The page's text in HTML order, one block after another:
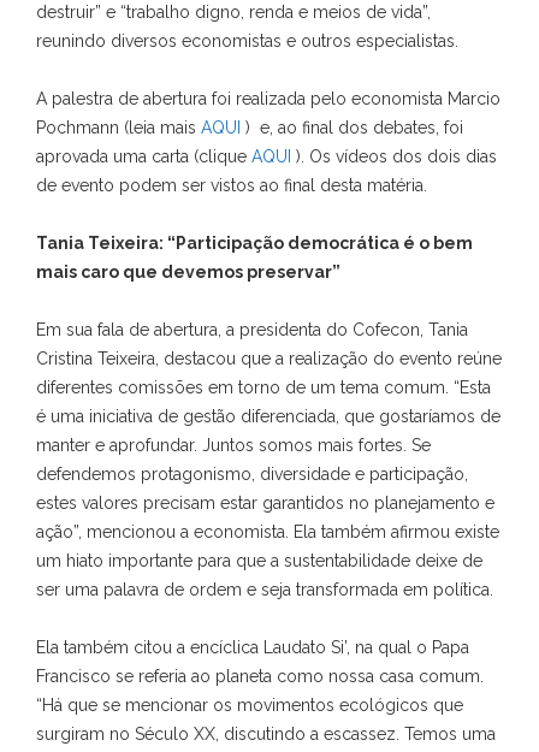
destruir” e “trabalho digno, renda e meios de vida”,
reunindo diversos economistas e outros especialistas.
A palestra de abertura foi realizada pelo economista Marcio
Pochmann (leia mais AQUI ) e, ao final dos debates, foi
aprovada uma carta (clique AQUI ). Os vídeos dos dois dias
de evento podem ser vistos ao final desta matéria.
Tania Teixeira: “Participação democrática é o bem
mais caro que devemos preservar”
Em sua fala de abertura, a presidenta do Cofecon, Tania
Cristina Teixeira, destacou que a realização do evento reúne
diferentes comissões em torno de um tema comum. “Esta
é uma iniciativa de gestão diferenciada, que gostaríamos de
manter e aprofundar. Juntos somos mais fortes. Se
defendemos protagonismo, diversidade e participação,
estes valores precisam estar garantidos no planejamento e
ação”, mencionou a economista. Ela também afirmou existe
um hiato importante para que a sustentabilidade deixe de
ser uma palavra de ordem e seja transformada em política.
Ela também citou a encíclica Laudato Si’, na qual o Papa
Francisco se referia ao planeta como nossa casa comum.
“Há que se mencionar os movimentos ecológicos que
surgiram no Século XX, discutindo a escassez. Temos uma